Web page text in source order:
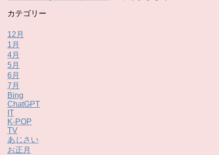
カテゴリー
12月
1月
4月
5月
6月
7月
Bing
ChatGPT
IT
K-POP
TV
あじさい
お正月